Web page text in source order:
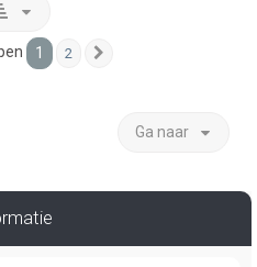
1 2
Ga naar